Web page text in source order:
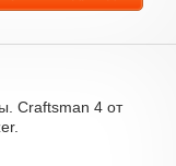
Craftsman 4 от